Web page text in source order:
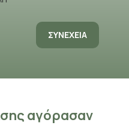
ΣΥΝΈΧΕΙΑ
αγόρασαν